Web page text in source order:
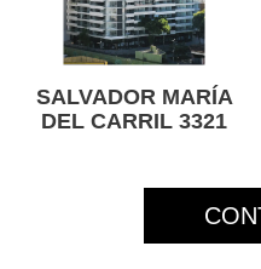
SALVADOR MARÍA
DEL CARRIL 3321